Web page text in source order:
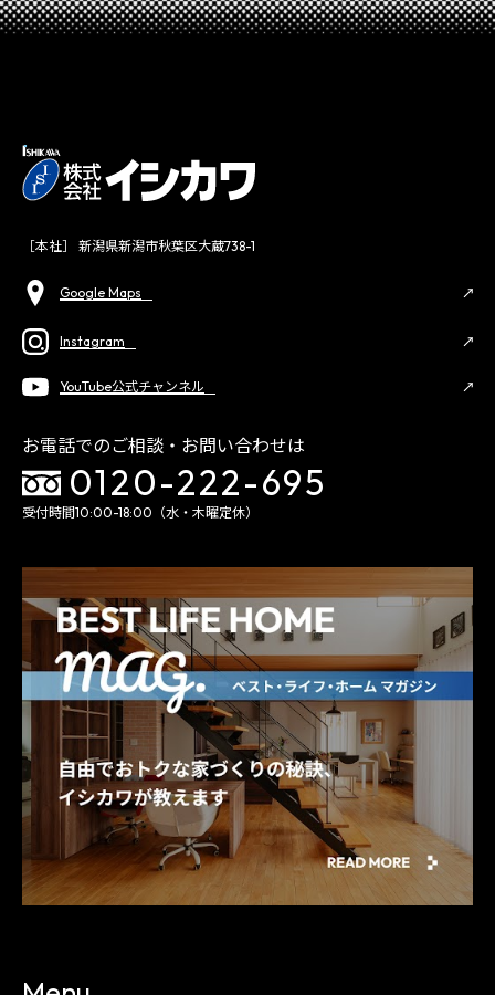
［本社］ 新潟県新潟市秋葉区大蔵738-1
Google Maps
Instagram
YouTube公式チャンネル
お電話でのご相談・お問い合わせは
0120-222-695
受付時間10:00-18:00（水・木曜定休）